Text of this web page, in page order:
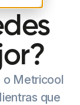
o Metricool
que